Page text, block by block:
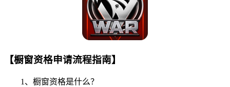
【橱窗资格申请流程指南】
1、橱窗资格是什么？